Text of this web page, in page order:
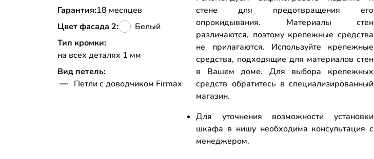
Гарантия:18 месяцев
Цвет фасада 2:
Белый
Тип кромки:
на всех деталях 1 мм
Вид петель:
Петли с доводчиком Firmax
стене для предотвращения его
опрокидывания. Материалы стен
различаются, поэтому крепежные средства
не прилагаются. Используйте крепежные
средства, подходящие для материалов стен
в Вашем доме. Для выбора крепежных
средств обратитесь в специализированный
магазин.
Для уточнения возможности установки
шкафа в нишу необходима консультация с
менеджером.